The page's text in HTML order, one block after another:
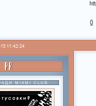
0
11:42:24
PR
MIAMI CLUB